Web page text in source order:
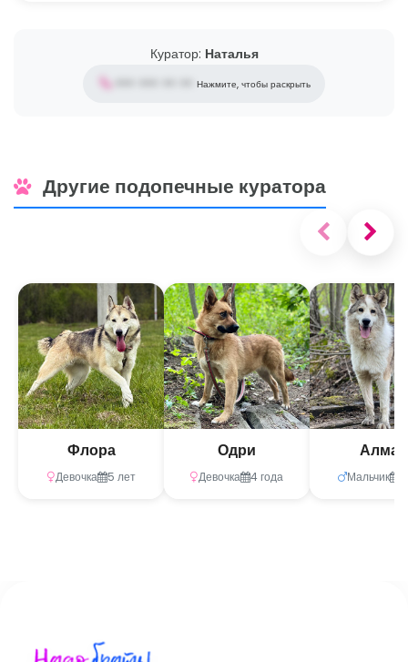
Куратор: Наталья
Нажмите, чтобы раскрыть
Другие подопечные куратора
Флора
Девочка 5 лет
Одри
Девочка 4 года
Алмаз
Мальчик